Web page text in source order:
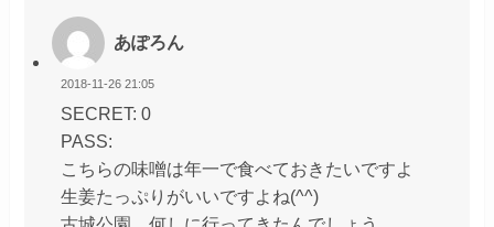
あぽろん
2018-11-26 21:05
SECRET: 0
PASS:
こちらの味噌は年一で食べておきたいですよ
生姜たっぷりがいいですよね(^^)